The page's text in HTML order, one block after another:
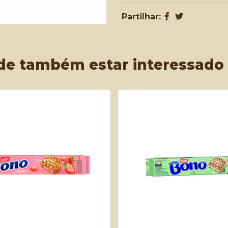
Partilhar:
também estar interessado